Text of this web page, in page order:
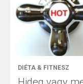
DIÉTA & FITNESZ